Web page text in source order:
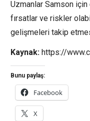
Uzmanlar Samson
fırsatlar ve riskler
gelişmeleri takip
Kaynak: https://
Bunu paylaş:
Facebook
X